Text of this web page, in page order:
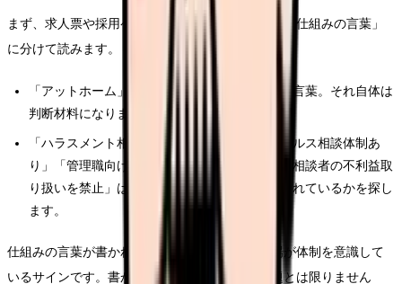
まず、求人票や採用ページを「雰囲気の言葉」と「仕組みの言葉」
に分けて読みます。
「アットホーム」「人間関係良好」は雰囲気の言葉。それ自体は
判断材料になりません。
「ハラスメント相談窓口を設置」「メンタルヘルス相談体制あ
り」「管理職向けハラスメント研修を実施」「相談者の不利益取
り扱いを禁止」は仕組みの言葉。これらが書かれているかを探し
ます。
仕組みの言葉が書かれていれば、少なくとも職場が体制を意識して
いるサインです。書かれていなくても即座に問題とは限りません